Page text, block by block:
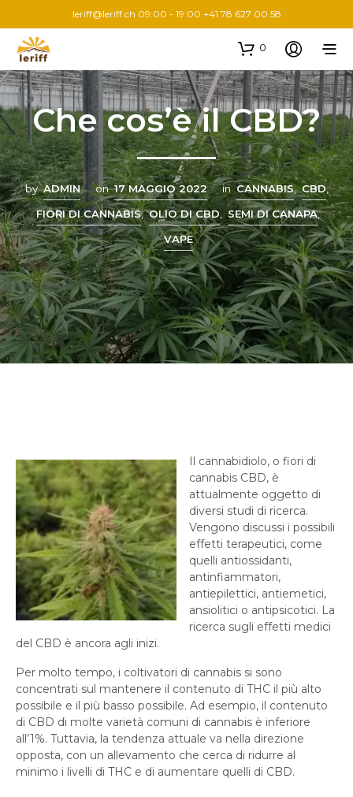
leriff@leriff.ch 09:00 - 19:00 +41 78 627 00 58
0
Che cos’è il CBD?
by ADMIN on 17 MAGGIO 2022 in CANNABIS, CBD,
FIORI DI CANNABIS, OLIO DI CBD, SEMI DI CANAPA,
VAPE
Il cannabidiolo, o fiori di
cannabis CBD, è
attualmente oggetto di
diversi studi di ricerca.
Vengono discussi i possibili
effetti terapeutici, come
quelli antiossidanti,
antinfiammatori,
antiepilettici, antiemetici,
ansiolitici o antipsicotici. La
ricerca sugli effetti medici
del CBD è ancora agli inizi.
Per molto tempo, i coltivatori di cannabis si sono
concentrati sul mantenere il contenuto di THC il più alto
possibile e il più basso possibile. Ad esempio, il contenuto
di CBD di molte varietà comuni di cannabis è inferiore
all’1%. Tuttavia, la tendenza attuale va nella direzione
opposta, con un allevamento che cerca di ridurre al
minimo i livelli di THC e di aumentare quelli di CBD.